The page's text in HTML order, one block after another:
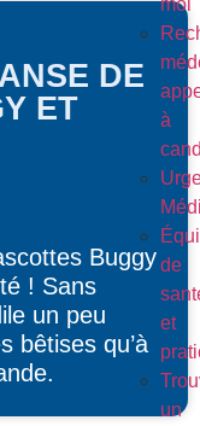
à
de
et
un
DE
ET
Buggy
! Sans
un peu
bêtises qu’à